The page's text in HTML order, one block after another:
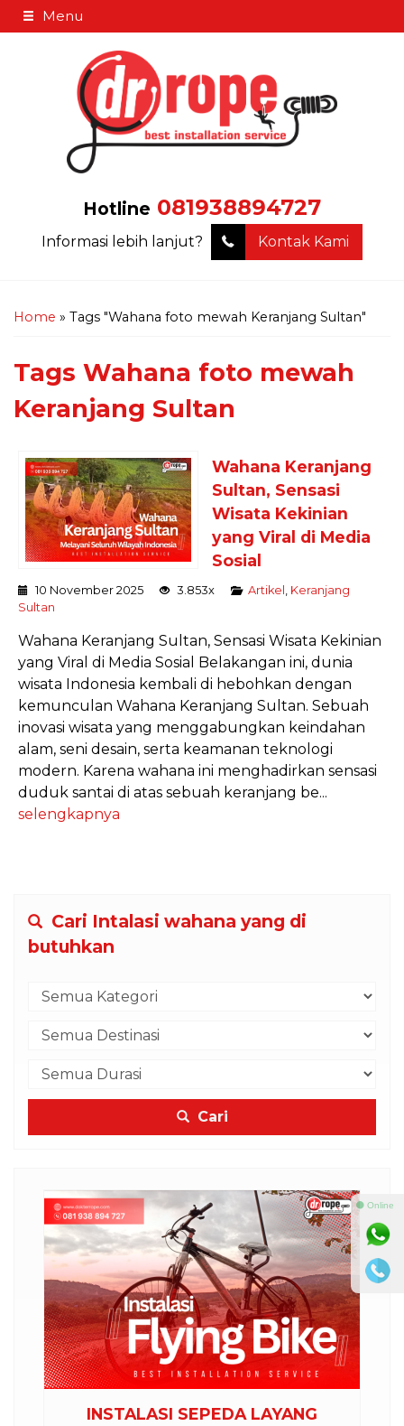
Menu
Hotline 081938894727
Informasi lebih lanjut? Kontak Kami
Home » Tags "Wahana foto mewah Keranjang Sultan"
Tags Wahana foto mewah
Keranjang Sultan
Wahana Keranjang
Sultan, Sensasi
Wisata Kekinian
yang Viral di Media
Sosial
10 November 2025 3.853x Artikel
Keranjang
Sultan
Wahana Keranjang Sultan, Sensasi Wisata Kekinian
yang Viral di Media Sosial Belakangan ini, dunia
wisata Indonesia kembali di hebohkan dengan
kemunculan Wahana Keranjang Sultan. Sebuah
inovasi wisata yang menggabungkan keindahan
alam, seni desain, serta keamanan teknologi
modern. Karena wahana ini menghadirkan sensasi
duduk santai di atas sebuah keranjang be...
selengkapnya
Cari Intalasi wahana yang di
butuhkan
Cari
INSTALASI SEPEDA LAYANG
⚫ Online